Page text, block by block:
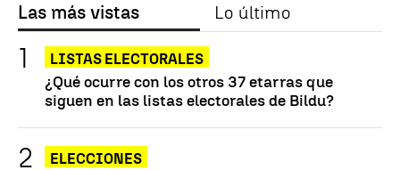
Las más vistas Lo último
LISTAS ELECTORALES
¿Qué ocurre con los otros 37 etarras que
siguen en las listas electorales de Bildu?
ELECCIONES